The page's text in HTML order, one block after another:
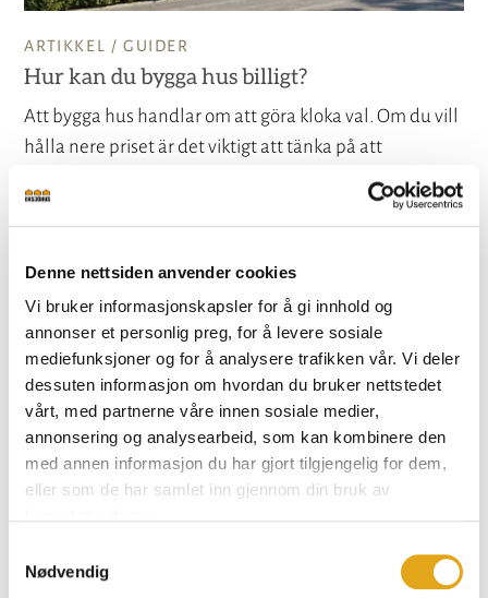
Denne nettsiden anvender cookies
Vi bruker informasjonskapsler for å gi innhold og
annonser et personlig preg, for å levere sosiale
mediefunksjoner og for å analysere trafikken vår. Vi deler
dessuten informasjon om hvordan du bruker nettstedet
vårt, med partnerne våre innen sosiale medier,
annonsering og analysearbeid, som kan kombinere den
med annen informasjon du har gjort tilgjengelig for dem,
eller som de har samlet inn gjennom din bruk av
Nødvendig
ARTIKKEL /GUIDER
Hur kan du bygga hus billigt?
Att bygga hus handlar om att göra kloka val. Om du vill
hålla nere priset är det viktigt att tänka på att
Bygga litet hus – de 3 bästa husmodellerna
Drömmer du om att bo smartare och inte större? Allt